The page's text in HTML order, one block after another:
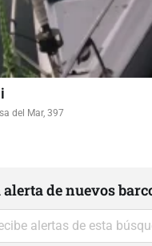
del Mar, 397
alerta de nuevos